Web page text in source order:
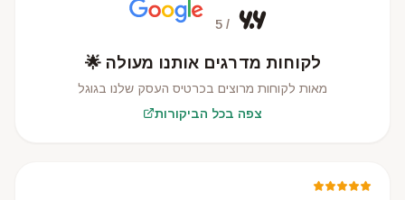
4.4
/ 5
לקוחות מדרגים אותנו מעולה 🌟
מאות לקוחות מרוצים בכרטיס העסק שלנו בגוגל
צפה בכל הביקורות